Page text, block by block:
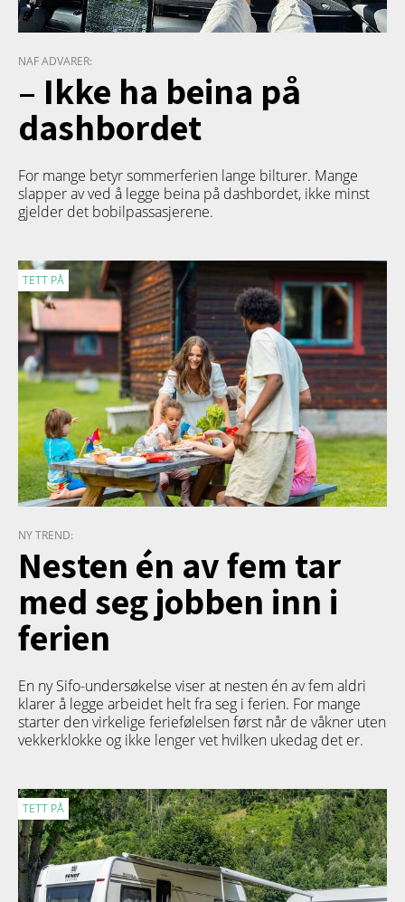
NAF ADVARER:
– Ikke ha beina på
dashbordet
For mange betyr sommerferien lange bilturer. Mange
slapper av ved å legge beina på dashbordet, ikke minst
gjelder det bobilpassasjerene.
TETT PÅ
NY TREND:
Nesten én av fem tar
med seg jobben inn i
ferien
En ny Sifo-undersøkelse viser at nesten én av fem aldri
klarer å legge arbeidet helt fra seg i ferien. For mange
starter den virkelige feriefølelsen først når de våkner uten
vekkerklokke og ikke lenger vet hvilken ukedag det er.
TETT PÅ